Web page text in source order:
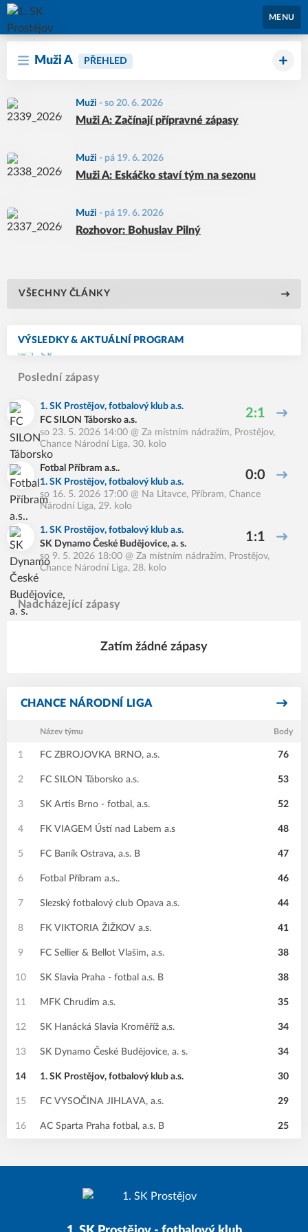
1. SK Prostějov
MENU
Muži A PŘEHLED
Muži - so 20. 6. 2026
Muži A: Začínají přípravné zápasy
Muži - pá 19. 6. 2026
Muži A: Eskáčko staví tým na sezonu
Muži - pá 19. 6. 2026
Rozhovor: Bohuslav Pilný
VŠECHNY ČLÁNKY
VÝSLEDKY & AKTUÁLNÍ PROGRAM
Poslední zápasy
1. SK Prostějov, fotbalový klub a.s.
FC SILON Táborsko a.s.
2:1
so 23. 5. 2026 14:00 @ Za místním nádražím, Prostějov,
Chance Národní Liga, 30. kolo
Fotbal Příbram a.s..
1. SK Prostějov, fotbalový klub a.s.
0:0
so 16. 5. 2026 17:00 @ Na Litavce, Příbram, Chance
Národní Liga, 29. kolo
1. SK Prostějov, fotbalový klub a.s.
SK Dynamo České Budějovice, a. s.
1:1
so 9. 5. 2026 18:00 @ Za místním nádražím, Prostějov,
Chance Národní Liga, 28. kolo
Nadcházející zápasy
Zatím žádné zápasy
CHANCE NÁRODNÍ LIGA
Název týmu Body
1 FC ZBROJOVKA BRNO, a.s. 76
2 FC SILON Táborsko a.s. 53
3 SK Artis Brno - fotbal, a.s. 52
4 FK VIAGEM Ústí nad Labem a.s 48
5 FC Baník Ostrava, a.s. B 47
6 Fotbal Příbram a.s.. 46
7 Slezský fotbalový club Opava a.s. 44
8 FK VIKTORIA ŽIŽKOV a.s. 41
9 FC Sellier & Bellot Vlašim, a.s. 38
10 SK Slavia Praha - fotbal a.s. B 38
11 MFK Chrudim a.s. 35
12 SK Hanácká Slavia Kroměříž a.s. 34
13 SK Dynamo České Budějovice, a. s. 34
14 1. SK Prostějov, fotbalový klub a.s. 30
15 FC VYSOČINA JIHLAVA, a.s. 29
16 AC Sparta Praha fotbal, a.s. B 25